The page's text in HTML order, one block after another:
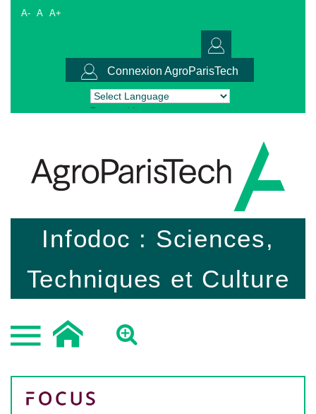
A- A A+
Connexion AgroParisTech
Powered by Translate
Infodoc : Sciences,
Techniques et Culture